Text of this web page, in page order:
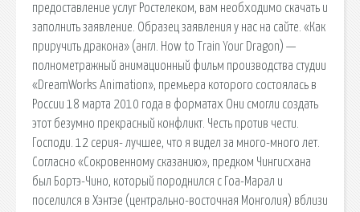
предоставление услуг Ростелеком, вам необходимо скачать и
заполнить заявление. Образец заявления у нас на сайте. «Как
приручить дракона» (англ. How to Train Your Dragon) —
полнометражный анимационный фильм производства студии
«DreamWorks Animation», премьера которого состоялась в
России 18 марта 2010 года в форматах Они смогли создать
этот безумно прекрасный конфликт. Честь против чести.
Господи. 12 серия- лучшее, что я видел за много-много лет.
Согласно «Сокровенному сказанию», предком Чингисхана
был Бортэ-Чино, который породнился с Гоа-Марал и
поселился в Хэнтэе (центрально-восточная Монголия) вблизи